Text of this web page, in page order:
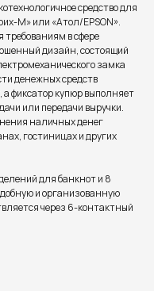
средство для
М» или «Атол/EPSON».
в сфере
дизайн, состоящий
замка
денежных средств
фиксатор купюр выполняет
или передачи выручки.
наличных денег
гостиницах и других
для банкнот и 8
и организованную
через 6-контактный